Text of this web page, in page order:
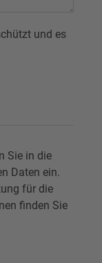
und es
Sie in die
Daten ein.
für die
finden Sie